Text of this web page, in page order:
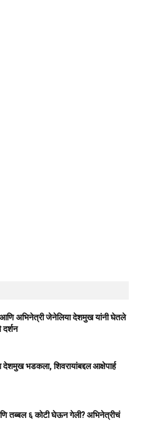
अभिनेत्री जेनेलिया देशमुख यांनी घेतले
दर्शन
भडकला, शिवरायांबद्दल आक्षेपार्ह
तब्बल ६ कोटी घेऊन गेली? अभिनेत्रीचं